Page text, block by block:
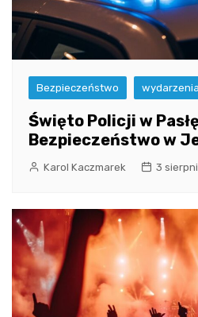
Bezpieczeństwo wydarzenia
Święto Policji w
Bezpieczeństwo w
Karol Kaczmarek 3